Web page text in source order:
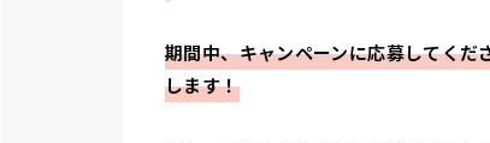
期間中、キャンペーンに応募してく
します！